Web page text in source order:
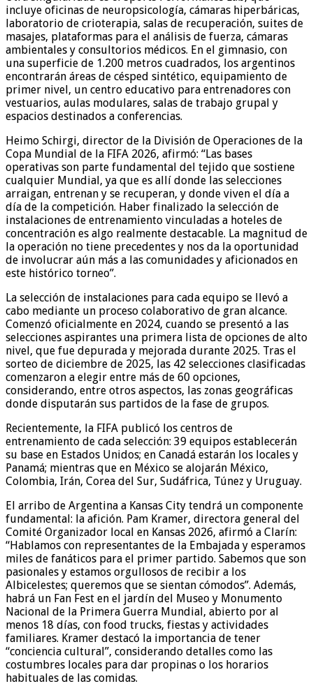
incluye oficinas de neuropsicología, cámaras hiperbáricas,
laboratorio de crioterapia, salas de recuperación, suites de
masajes, plataformas para el análisis de fuerza, cámaras
ambientales y consultorios médicos. En el gimnasio, con
una superficie de 1.200 metros cuadrados, los argentinos
encontrarán áreas de césped sintético, equipamiento de
primer nivel, un centro educativo para entrenadores con
vestuarios, aulas modulares, salas de trabajo grupal y
espacios destinados a conferencias.
Heimo Schirgi, director de la División de Operaciones de la
Copa Mundial de la FIFA 2026, afirmó: “Las bases
operativas son parte fundamental del tejido que sostiene
cualquier Mundial, ya que es allí donde las selecciones
arraigan, entrenan y se recuperan, y donde viven el día a
día de la competición. Haber finalizado la selección de
instalaciones de entrenamiento vinculadas a hoteles de
concentración es algo realmente destacable. La magnitud de
la operación no tiene precedentes y nos da la oportunidad
de involucrar aún más a las comunidades y aficionados en
este histórico torneo”.
La selección de instalaciones para cada equipo se llevó a
cabo mediante un proceso colaborativo de gran alcance.
Comenzó oficialmente en 2024, cuando se presentó a las
selecciones aspirantes una primera lista de opciones de alto
nivel, que fue depurada y mejorada durante 2025. Tras el
sorteo de diciembre de 2025, las 42 selecciones clasificadas
comenzaron a elegir entre más de 60 opciones,
considerando, entre otros aspectos, las zonas geográficas
donde disputarán sus partidos de la fase de grupos.
Recientemente, la FIFA publicó los centros de
entrenamiento de cada selección: 39 equipos establecerán
su base en Estados Unidos; en Canadá estarán los locales y
Panamá; mientras que en México se alojarán México,
Colombia, Irán, Corea del Sur, Sudáfrica, Túnez y Uruguay.
El arribo de Argentina a Kansas City tendrá un componente
fundamental: la afición. Pam Kramer, directora general del
Comité Organizador local en Kansas 2026, afirmó a Clarín:
“Hablamos con representantes de la Embajada y esperamos
miles de fanáticos para el primer partido. Sabemos que son
pasionales y estamos orgullosos de recibir a los
Albicelestes; queremos que se sientan cómodos”. Además,
habrá un Fan Fest en el jardín del Museo y Monumento
Nacional de la Primera Guerra Mundial, abierto por al
menos 18 días, con food trucks, fiestas y actividades
familiares. Kramer destacó la importancia de tener
“conciencia cultural”, considerando detalles como las
costumbres locales para dar propinas o los horarios
habituales de las comidas.